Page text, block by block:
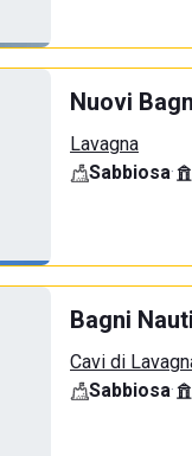
Nuovi
Lavagna
Sabbiosa·
Bagni
Cavi di
Sabbiosa·